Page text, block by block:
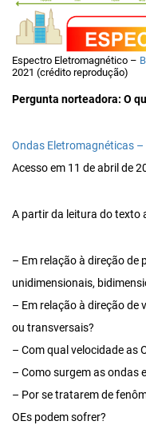
Espectro Eletromagnético –
2021 (crédito reprodução)
Pergunta norteadora: O
Ondas Eletromagnéticas
Acesso em 11 de abril de
A partir da leitura do texto
– Em relação à direção de
unidimensionais,
– Em relação à direção de
ou transversais?
– Com qual velocidade as
– Como surgem as ondas
– Por se tratarem de
OEs podem sofrer?